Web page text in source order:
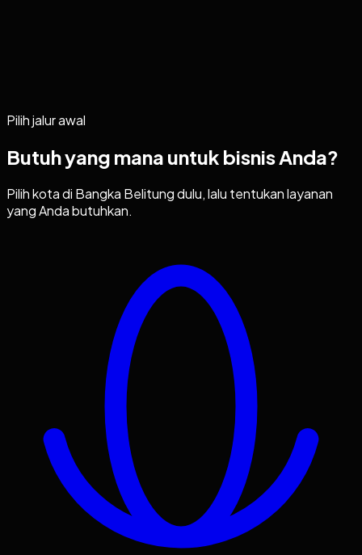
Pilih jalur awal
Butuh yang mana untuk bisnis Anda?
Pilih kota di Bangka Belitungdulu, lalu tentukan layanan
yang Anda butuhkan.